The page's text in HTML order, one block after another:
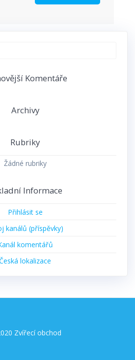
Komentáře
Archivy
Rubriky
Žádné rubriky
Informace
Přihlásit se
kanálů (příspěvky)
komentářů
lokalizace
Zvířecí obchod